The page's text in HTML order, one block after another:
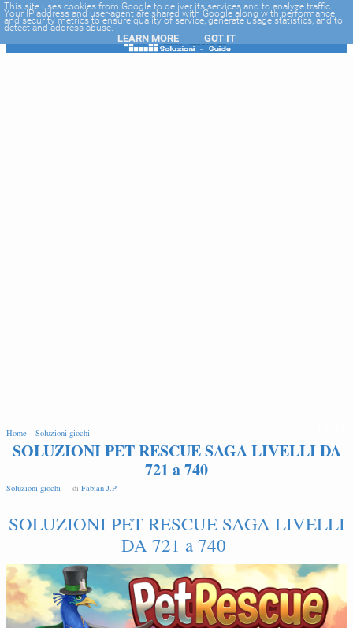
-->
Home - Soluzioni giochi -
SOLUZIONI PET RESCUE SAGA LIVELLI DA
721 a 740
Soluzioni giochi - di Fabian J.P.
SOLUZIONI PET RESCUE SAGA LIVELLI
DA 721 a 740
This site uses cookies from Google to deliver its services and to analyze traffic.
Your IP address and user-agent are shared with Google along with performance
and security metrics to ensure quality of service, generate usage statistics, and to
detect and address abuse.
LEARN MORE GOT IT